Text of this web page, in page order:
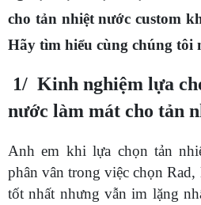
cho tản nhiệt nước custom
Hãy tìm hiểu cùng chúng tôi
1/ Kinh nghiệm lựa
nước làm mát cho tản
Anh em khi lựa chọn tản
phân vân trong việc chọn Rad,
tốt nhất nhưng vẫn im lặng